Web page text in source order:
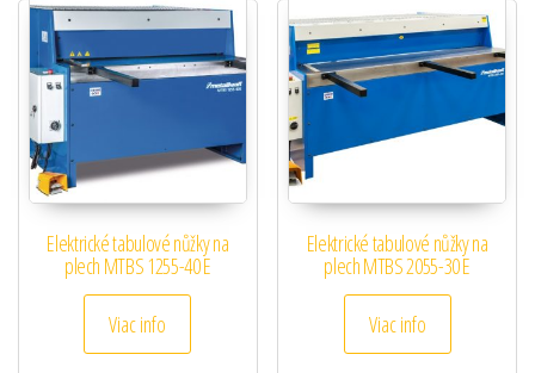
Elektrické tabulové nůžky na
plech MTBS 1255-40 E
Viac info
Elektrické tabulové nůžky na
plech MTBS 2055-30 E
Viac info